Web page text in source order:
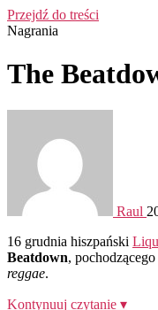
Przejdź do treści
Nagrania
The
Raul
16 grudnia hiszpański
Beatdown,
reggae.
Kontynuuj czytanie ▾